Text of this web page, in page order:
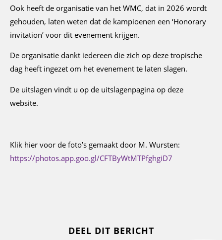
Ook heeft de organisatie van het WMC, dat in 2026 wordt
gehouden, laten weten dat de kampioenen een ‘Honorary
invitation’ voor dit evenement krijgen.
De organisatie dankt iedereen die zich op deze tropische
dag heeft ingezet om het evenement te laten slagen.
De uitslagen vindt u op de uitslagenpagina op deze
website.
Klik hier voor de foto’s gemaakt door M. Wursten:
https://photos.app.goo.gl/CFTByWtMTPfghgiD7
DEEL DIT BERICHT